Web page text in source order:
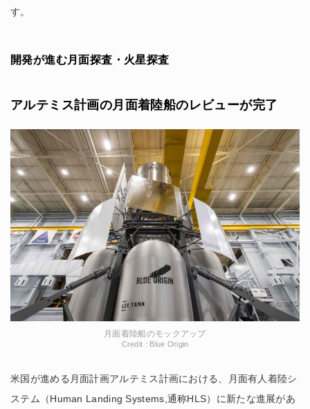
す。
開発が進む月面探査・火星探査
アルテミス計画の月面着陸船のレビューが完了
月面着陸船のモックアップ
Credit : Blue Origin
米国が進める月面計画アルテミス計画における、月面有人着陸シ
ステム（Human Landing Systems,通称HLS）に新たな進展があ